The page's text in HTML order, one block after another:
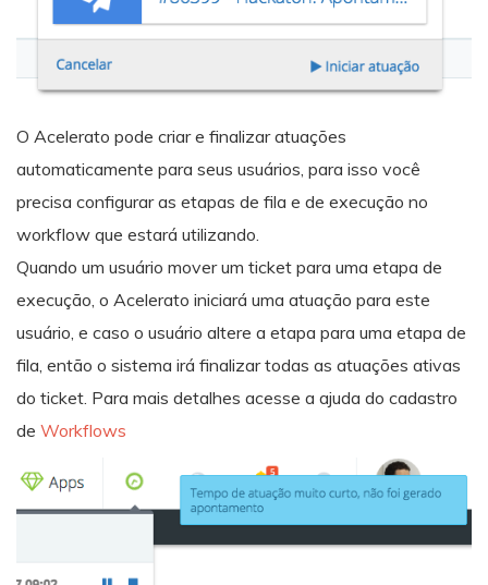
O Acelerato pode criar e finalizar atuações
automaticamente para seus usuários, para isso você
precisa configurar as etapas de fila e de execução no
workflow que estará utilizando.
Quando um usuário mover um ticket para uma etapa de
execução, o Acelerato iniciará uma atuação para este
usuário, e caso o usuário altere a etapa para uma etapa de
fila, então o sistema irá finalizar todas as atuações ativas
do ticket. Para mais detalhes acesse a ajuda do cadastro
de Workflows